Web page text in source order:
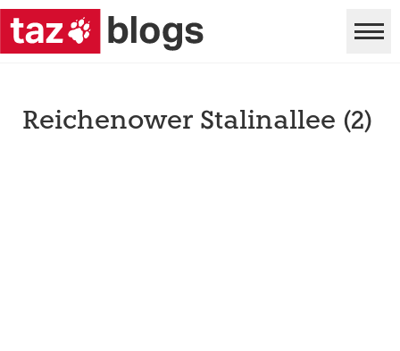
Reichenower Stalinallee (2)